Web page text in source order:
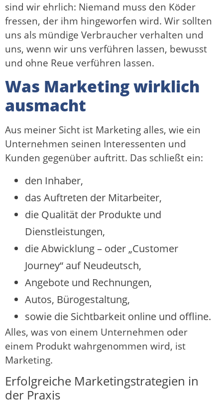
sind wir ehrlich: Niemand muss den Köder
fressen, der ihm hingeworfen wird. Wir sollten
uns als mündige Verbraucher verhalten und
uns, wenn wir uns verführen lassen, bewusst
und ohne Reue verführen lassen.
Was Marketing wirklich
ausmacht
Aus meiner Sicht ist Marketing alles, wie ein
Unternehmen seinen Interessenten und
Kunden gegenüber auftritt. Das schließt ein:
den Inhaber,
das Auftreten der Mitarbeiter,
die Qualität der Produkte und
Dienstleistungen,
die Abwicklung – oder „Customer
Journey“ auf Neudeutsch,
Angebote und Rechnungen,
Autos, Bürogestaltung,
sowie die Sichtbarkeit online und offline.
Alles, was von einem Unternehmen oder
einem Produkt wahrgenommen wird, ist
Marketing.
Erfolgreiche Marketingstrategien in
der Praxis